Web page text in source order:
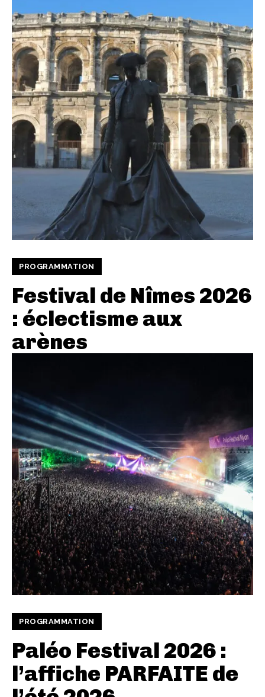
PROGRAMMATION
Festival de Nîmes 2026
: éclectisme aux
arènes
PROGRAMMATION
Paléo Festival 2026 :
l’affiche PARFAITE de